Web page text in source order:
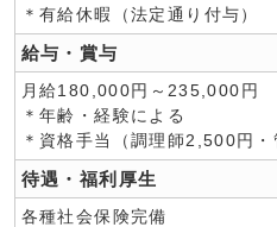
＊有給休暇（法定通り付与）
給与・賞与
月給180,000円～235,000円
＊年齢・経験による
＊資格手当（調理師2,500円
待遇・福利厚生
各種社会保険完備